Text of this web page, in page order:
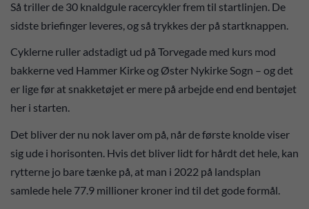
Så triller de 30 knaldgule racercykler frem til startlinjen. De
sidste briefinger leveres, og så trykkes der på startknappen.
Cyklerne ruller adstadigt ud på Torvegade med kurs mod
bakkerne ved Hammer Kirke og Øster Nykirke Sogn – og det
er lige før at snakketøjet er mere på arbejde end end bentøjet
her i starten.
Det bliver der nu nok laver om på, når de første knolde viser
sig ude i horisonten. Hvis det bliver lidt for hårdt det hele, kan
rytterne jo bare tænke på, at man i 2022 på landsplan
samlede hele 77.9 millioner kroner ind til det gode formål.